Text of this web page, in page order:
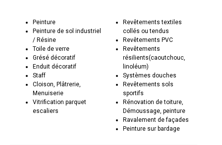
Peinture
Peinture de sol industriel
/ Résine
Toile de verre
Grésé décoratif
Enduit décoratif
Staff
Cloison, Plâtrerie,
Menuiserie
Vitrification parquet
escaliers
Revêtements textiles
collés ou tendus
Revêtements PVC
Revêtements
résilients(caoutchouc,
linoléum)
Systèmes douches
Revêtements sols
sportifs
Rénovation de toiture,
Démoussage, peinture
Ravalement de façades
Peinture sur bardage